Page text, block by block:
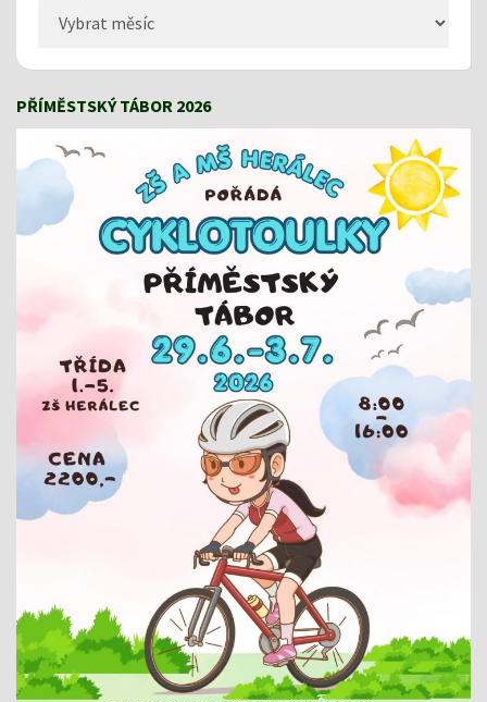
PŘÍMĚSTSKÝ TÁBOR 2026